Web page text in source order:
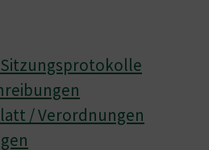
/ Verordnungen